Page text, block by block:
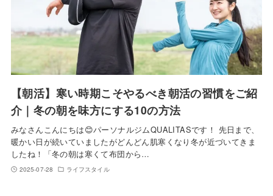
【朝活】寒い時期こそやるべき朝活の習慣をご紹
介｜冬の朝を味方にする10の方法
みなさんこんにちは😊パーソナルジムQUALITASです！ 先日まで、
暖かい日が続いていましたがどんどん肌寒くなり冬が近づいてきま
したね！「冬の朝は寒くて布団から…
2025-07-28 ライフスタイル